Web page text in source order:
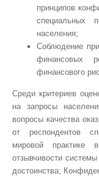
принципов
специальных
населения;
Соблюдение
финансовых
финансового
Среди критериев
на запросы
вопросы качества
от респондентов
мировой практике
отзывчивости
достоинства;